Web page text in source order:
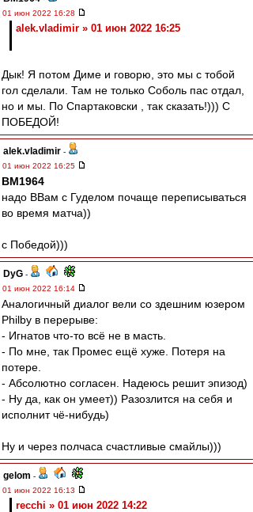
01 июн 2022 16:28
alek.vladimir » 01 июн 2022 16:25
Дык! Я потом Диме и говорю, это мы с тобой
гол сделали. Там не только Соболь пас отдал,
но и мы. По Спартаковски , так сказать!))) С
ПОБЕДОЙ!
alek.vladimir -
01 июн 2022 16:25
BM1964
надо ВВам с Гуделом почаще переписываться
во время матча))
с Победой)))
DyG -
01 июн 2022 16:14
Аналогичный диалог вели со здешним юзером
Philby в перерыве:
- Игнатов что-то всё не в масть.
- По мне, так Промес ещё хуже. Потеря на
потере.
- Абсолютно согласен. Надеюсь решит эпизод)
- Ну да, как он умеет)) Разозлится на себя и
исполнит чё-нибудь)
Ну и через полчаса счастливые смайлы)))
gelom -
01 июн 2022 16:13
recchi » 01 июн 2022 14:22